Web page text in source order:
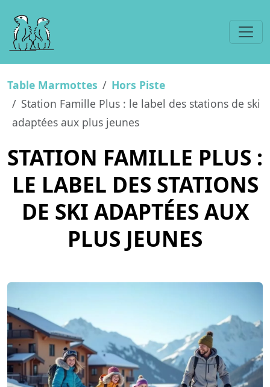
Table Marmottes
Hors Piste
Station Famille Plus : le label des stations de ski
adaptées aux plus jeunes
STATION FAMILLE PLUS :
LE LABEL DES STATIONS
DE SKI ADAPTÉES AUX
PLUS JEUNES